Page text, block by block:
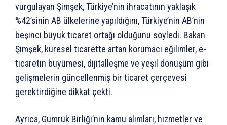
vurgulayan Şimşek, Türkiye’nin ihracatının yaklaşık
%42’sinin AB ülkelerine yapıldığını, Türkiye’nin AB’nin
beşinci büyük ticaret ortağı olduğunu söyledi. Bakan
Şimşek, küresel ticarette artan korumacı eğilimler, e-
ticaretin büyümesi, dijitalleşme ve yeşil dönüşüm gibi
gelişmelerin güncellenmiş bir ticaret çerçevesi
gerektirdiğine dikkat çekti.
Ayrıca, Gümrük Birliği’nin kamu alımları, hizmetler ve